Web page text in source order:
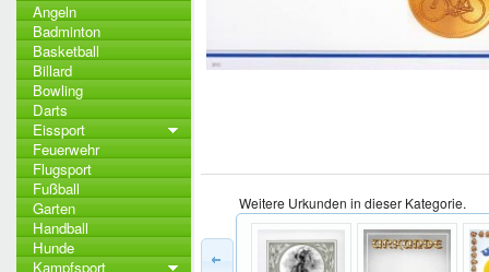
Angeln
Badminton
Basketball
Billard
Bowling
Darts
Eissport
Feuerwehr
Flugsport
Fußball
Garten
Handball
Hunde
Kampfsport
Weitere Urkunden in dieser Kategorie.